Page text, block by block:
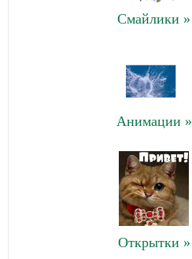
Смайлики »
Анимации »
Открытки »